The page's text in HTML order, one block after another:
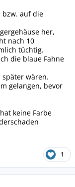
auf die
her,
nach 10
tüchtig.
die blaue Fahne
später wären.
gelangen, bevor
keine Farbe
1